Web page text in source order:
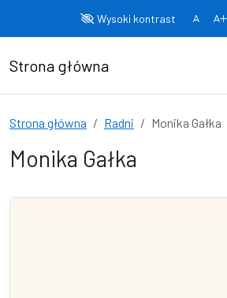
Wysoki kontrast
Strona główna
Strona główna Radni Monika Gałka
Monika Gałka